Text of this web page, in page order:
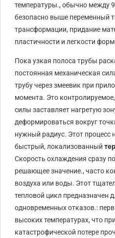
температуры., обычно между
безопасно выше переменный
трансформации, придание
пластичности и легкости
Пока узкая полоса трубы
постоянная механическая
трубу через змеевик при
момента. Это
силы заставляет нагретую
деформироваться вокруг
нужный радиус. Этот процесс
быстрый, локализованный
Скорость охлаждения сразу
решающее значение., часто
воздуха или воды. Этот
тепловой цикл предназначен
одновременных отказов.:
высоких температурах, что
катастрофической потере